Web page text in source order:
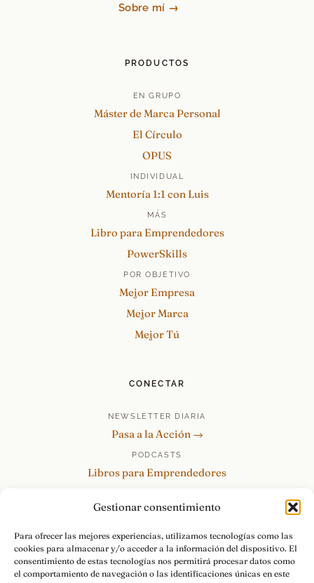
Gestionar consentimiento
Para ofrecer las mejores experiencias, utilizamos tecnologías como las
cookies para almacenar y/o acceder a la información del dispositivo. El
consentimiento de estas tecnologías nos permitirá procesar datos como
el comportamiento de navegación o las identificaciones únicas en este
Sobre mí →
PRODUCTOS
EN GRUPO
Máster de Marca Personal
El Círculo
OPUS
INDIVIDUAL
Mentoría 1:1 con Luis
MÁS
Libro para Emprendedores
PowerSkills
POR OBJETIVO
Mejor Empresa
Mejor Marca
Mejor Tú
CONECTAR
NEWSLETTER DIARIA
Pasa a la Acción →
PODCASTS
Libros para Emprendedores
re:Invéntate / PowerSkills
MENTOR360
HABLAMOS
Contacto y consultas →